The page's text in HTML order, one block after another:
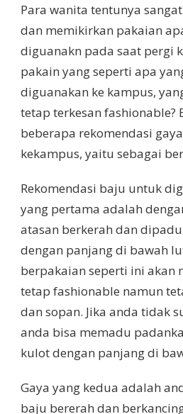
Para wanita tentunya
dan memikirkan pakaian
diguanakn pada saat pergi
pakain yang seperti apa
diguanakan ke kampus,
tetap terkesan fashionable?
beberapa rekomendasi
kekampus, yaitu sebagai
Rekomendasi baju untuk
yang pertama adalah
atasan berkerah dan
dengan panjang di bawah
berpakaian seperti ini akan
tetap fashionable namun
dan sopan. Jika anda tidak
anda bisa memadu
kulot dengan panjang di
Gaya yang kedua adalah
baju bererah dan